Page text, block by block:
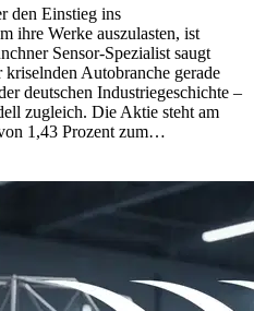
den Einstieg ins
ihre Werke auszulasten, ist
Sensor-Spezialist saugt
kriselnden Autobranche gerade
deutschen Industriegeschichte –
zugleich. Die Aktie steht am
1,43 Prozent zum…